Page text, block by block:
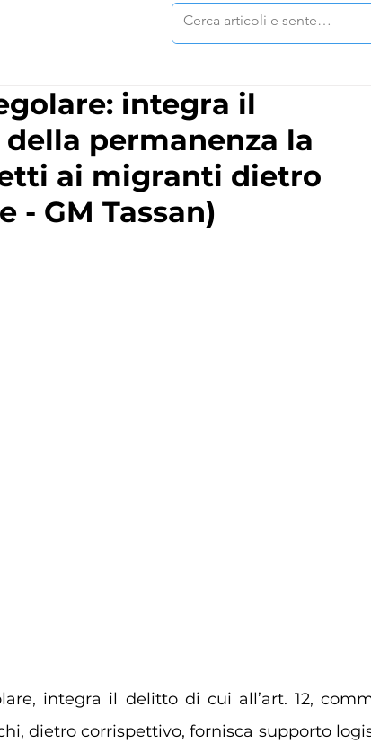
integra il
permanenza la
ai migranti dietro
- GM Tassan)
integra il delitto di cui all’art. 12,
dietro corrispettivo, fornisca supporto